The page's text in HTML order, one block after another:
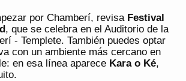
por Chamberí, revisa Festival
, que se celebra en el Auditorio de la
- Templete. También puedes optar
con un ambiente más cercano en
en esa línea aparece Kara o Ké,